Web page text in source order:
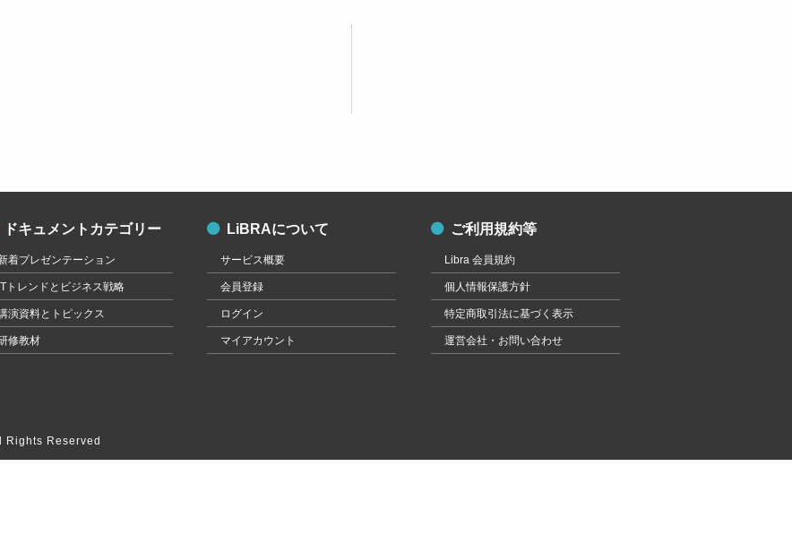
ドキュメントカテゴリー
着プレゼンテーション
ITトレンドとビジネス戦略
演資料とトピックス
修教材
LiBRAについて
サービス概要
会員登録
ログイン
マイアカウント
ご利用規約等
Libra 会員規約
個人情報保護方針
特定商取引法に基づく表示
運営会社・お問い合わせ
Rights Reserved